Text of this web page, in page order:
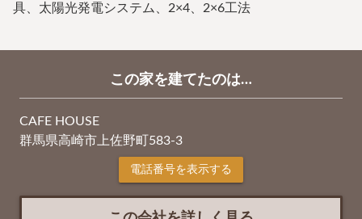
具、太陽光発電システム、2×4、2×6工法
この家を建てたのは…
CAFE HOUSE
群馬県高崎市上佐野町583-3
電話番号を表示する